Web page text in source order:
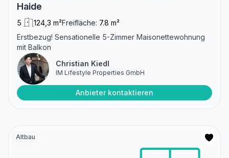
Haide
5 124,3 m²Freifläche: 7.8 m²
Erstbezug! Sensationelle 5-Zimmer Maisonettewohnung
mit Balkon
Christian Kiedl
IM Lifestyle Properties GmbH
Anbieter kontaktieren
Altbau